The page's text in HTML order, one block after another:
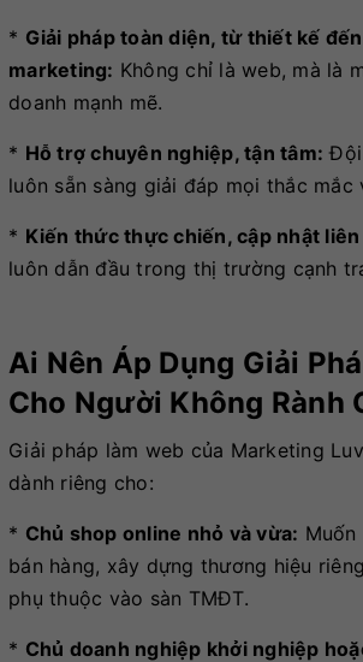
* Giải pháp toàn diện, từ thiết kế
marketing: Không chỉ là web, mà là
doanh mạnh mẽ.
* Hỗ trợ chuyên nghiệp, tận tâm: Đội
luôn sẵn sàng giải đáp mọi thắc mắc
* Kiến thức thực chiến, cập nhật
luôn dẫn đầu trong thị trường cạnh
Ai Nên Áp Dụng Giải
Cho Người Không Rành
Giải pháp làm web của Marketing
dành riêng cho:
* Chủ shop online nhỏ và vừa:
bán hàng, xây dựng thương hiệu
phụ thuộc vào sàn TMĐT.
* Chủ doanh nghiệp khởi nghiệp